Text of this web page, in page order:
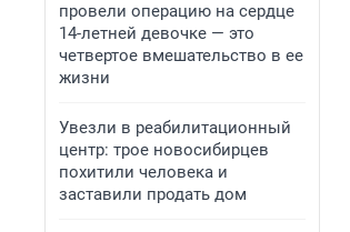
провели операцию на сердце
14-летней девочке — это
четвертое вмешательство в ее
жизни
Увезли в реабилитационный
центр: трое новосибирцев
похитили человека и
заставили продать дом